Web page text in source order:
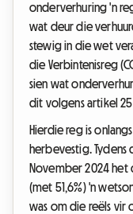
onderverhuring 'n
wat deur die
stewig in die wet
die Verbintenisreg
sien wat
dit volgens artikel
Hierdie reg is
herbevestig.
November 2024 het
(met 51,6%) 'n
was om die reëls vir